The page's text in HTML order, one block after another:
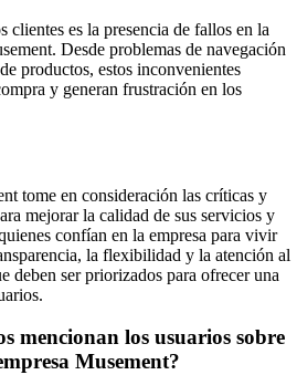
clientes es la presencia de fallos en la
Desde problemas de navegación
productos, estos inconvenientes
y generan frustración en los
tome en consideración las críticas y
mejorar la calidad de sus servicios y
confían en la empresa para vivir
la flexibilidad y la atención al
deben ser priorizados para ofrecer una
mencionan los usuarios sobre
Musement?